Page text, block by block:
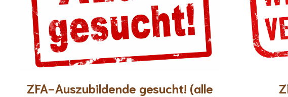
ZFA-Auszubildende gesucht! (alle